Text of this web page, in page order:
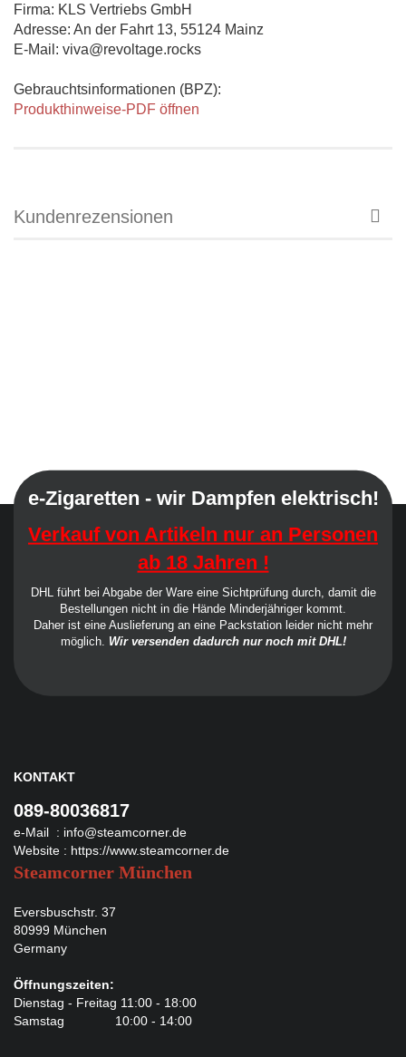
Firma: KLS Vertriebs GmbH
Adresse: An der Fahrt 13, 55124 Mainz
E-Mail: viva@revoltage.rocks
Gebrauchtsinformationen (BPZ):
Produkthinweise-PDF öffnen
Kundenrezensionen
e-Zigaretten - wir Dampfen elektrisch!
Verkauf von Artikeln nur an Personen
ab 18 Jahren !
DHL führt bei Abgabe der Ware eine Sichtprüfung durch, damit die
Bestellungen nicht in die Hände Minderjähriger kommt.
Daher ist eine Auslieferung an eine Packstation leider nicht mehr
möglich. Wir versenden dadurch nur noch mit DHL!
KONTAKT
089-80036817
e-Mail : info@steamcorner.de
Website : https://www.steamcorner.de
Steamcorner München
Eversbuschstr. 37
80999 München
Germany
Öffnungszeiten:
Dienstag - Freitag 11:00 - 18:00
Samstag 10:00 - 14:00